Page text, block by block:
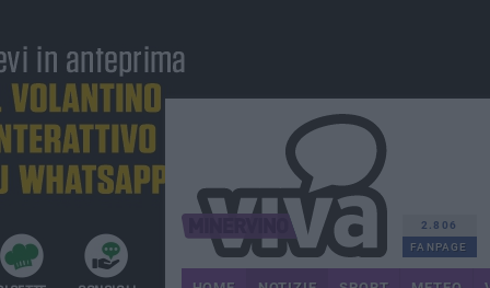
2.806
FANPAGE